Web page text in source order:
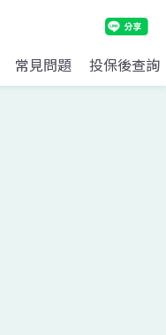
常見問題 投保後查詢